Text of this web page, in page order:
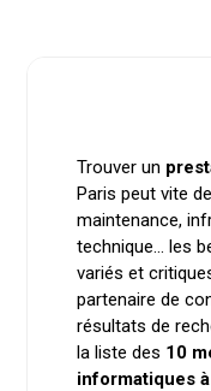
Trouver un
Paris peut vite
maintenance,
technique… les
variés et
partenaire de
résultats de
la liste des 10
informatiques